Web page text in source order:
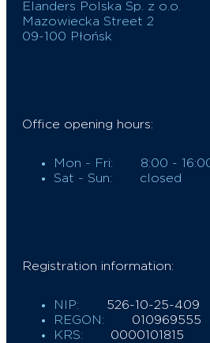
Elanders Polska Sp. z o.o.
Mazowiecka Street 2
09-100 Płońsk
Office opening hours:
Mon - Fri:
8:00 -
Sat - Sun:
closed
Registration information:
NIP:
526-10-25-409
REGON:
010969555
KRS:
0000101815